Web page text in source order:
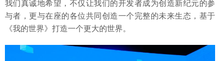
我们真诚地希望，不仅让我们的开发者成为创造新纪元的参
与者，更与在座的各位共同创造一个完整的未来生态，基于
《我的世界》打造一个更大的世界。